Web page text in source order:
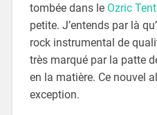
tombée dans le Ozric
petite. J’entends par là
rock instrumental de
très marqué par la patte
en la matière. Ce nouvel
exception.